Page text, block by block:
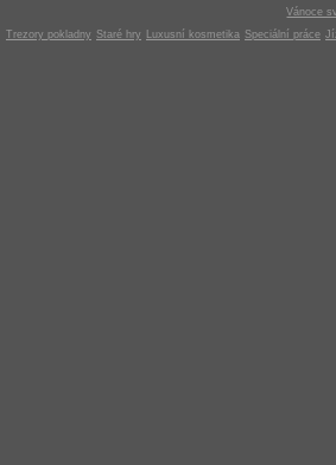
Vánoce
Trezory pokladny Staré hry Luxusní kosmetika Speciální práce